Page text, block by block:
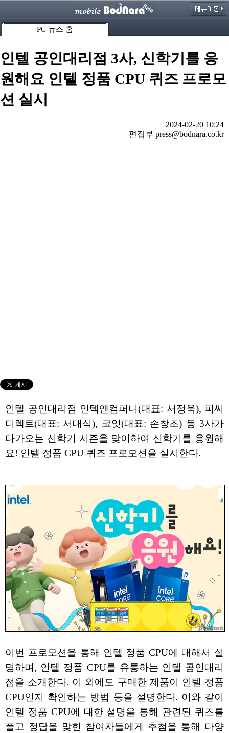
PC 뉴스 홈
인텔 공인대리점 3사, 신학기를 응
원해요 인텔 정품 CPU 퀴즈 프로모
션 실시
2024-02-20 10:24
편집부 press@bodnara.co.kr
인텔 공인대리점 인텍앤컴퍼니(대표: 서정욱), 피씨
디렉트(대표: 서대식), 코잇(대표: 손창조) 등 3사가
다가오는 신학기 시즌을 맞이하여 신학기를 응원해
요! 인텔 정품 CPU 퀴즈 프로모션을 실시한다.
이번 프로모션을 통해 인텔 정품 CPU에 대해서 설
명하며, 인텔 정품 CPU를 유통하는 인텔 공인대리
점을 소개한다. 이 외에도 구매한 제품이 인텔 정품
CPU인지 확인하는 방법 등을 설명한다. 이와 같이
인텔 정품 CPU에 대한 설명을 통해 관련된 퀴즈를
풀고 정답을 맞힌 참여자들에게 추첨을 통해 다양